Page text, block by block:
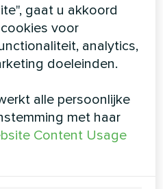
situaties bekijken
je beter een
wanneer een
met hoge
gaat u akkoord
voor
analytics,
doeleinden.
alle persoonlijke
met haar
Content Usage